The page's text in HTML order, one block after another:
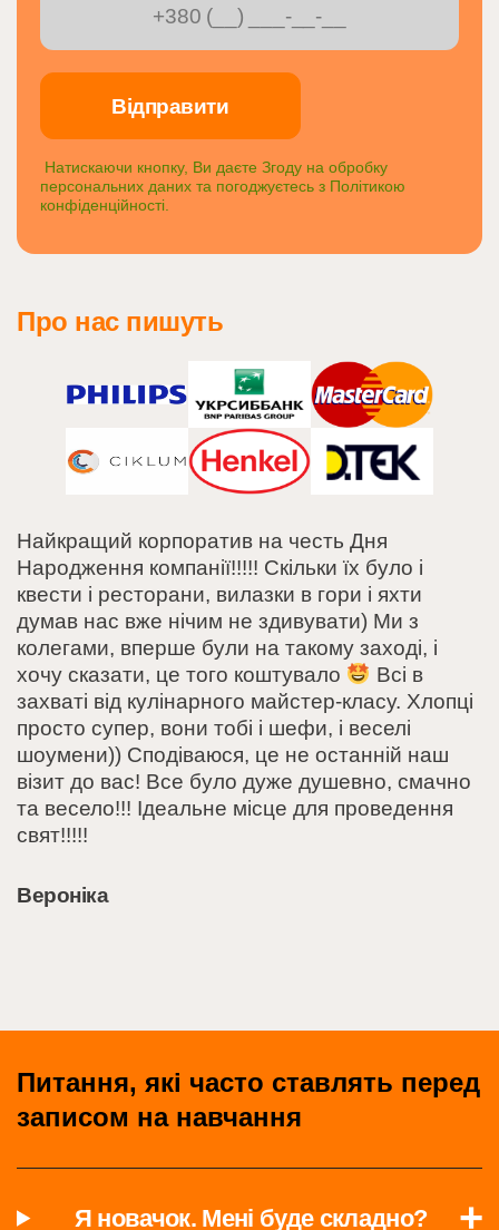
Натискаючи кнопку, Ви даєте Згоду на обробку
персональних даних та погоджуєтесь з Політикою
конфіденційності.
Про нас пишуть
Найкращий корпоратив на честь Дня
Народження компанії!!!!! Скільки їх було і
квести і ресторани, вилазки в гори і яхти
думав нас вже нічим не здивувати) Ми з
колегами, вперше були на такому заході, і
хочу сказати, це того коштувало
Всі в
захваті від кулінарного майстер-класу. Хлопці
просто супер, вони тобі і шефи, і веселі
шоумени)) Сподіваюся, це не останній наш
візит до вас! Все було дуже душевно, смачно
та весело!!! Ідеальне місце для проведення
свят!!!!!
Вероніка
Питання, які часто ставлять перед
записом на навчання
Я новачок. Мені буде складно?